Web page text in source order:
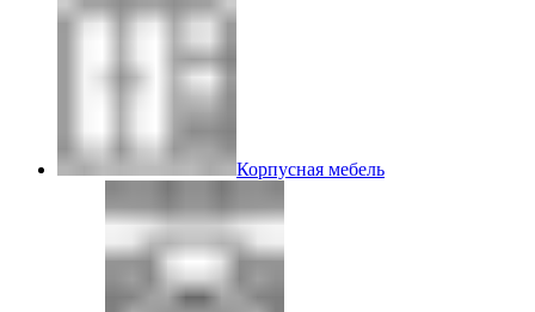
Корпусная мебель